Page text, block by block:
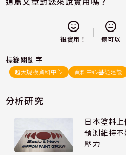
很實用！ 還可以
標籤關鍵字
超大規模資料中心 資料中心基礎建設
分析研究
日本塗料
預測維持
壓力